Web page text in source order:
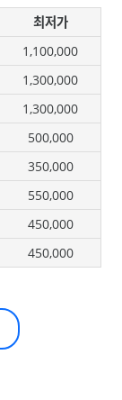
최저가
1,100,000
1,300,000
1,300,000
500,000
350,000
550,000
450,000
450,000